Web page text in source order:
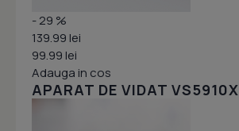
- 29 %
139.99 lei
99.99 lei
Adauga in cos
APARAT DE VIDAT VS5910X